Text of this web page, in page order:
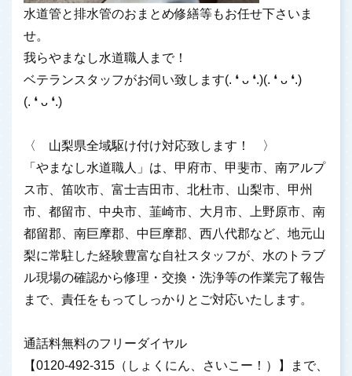
水道管と排水管のおまとめ修繕等もお任せ下さいま
せ。
我らやまなし水道職人まで！
ベテランスタッフがお伺い致します(⁠.⁠ ⁠❛⁠ ⁠ᴗ⁠ ⁠❛⁠.⁠)(⁠.⁠ ⁠❛⁠ ⁠ᴗ⁠ ⁠❛⁠.⁠)
(⁠.⁠ ⁠❛⁠ ⁠ᴗ⁠ ⁠❛⁠.⁠)
〈 山梨県全域駆け付け対応致します！ 〉
「やまなし水道職人」は、甲府市、甲斐市、南アルプ
ス市、笛吹市、富士吉田市、北杜市、山梨市、甲州
市、都留市、中央市、韮崎市、大月市、上野原市、南
都留郡、南巨摩郡、中巨摩郡、西八代郡など、地元山
梨に常駐した経験豊富な自社スタッフが、水のトラブ
ル現場の確認から修理・交換・洗浄等の作業完了報告
まで、責任をもってしっかりとご対応いたします。
通話料無料のフリーダイヤル
【0120-492-315（しょくにん、さいこー！）】まで、